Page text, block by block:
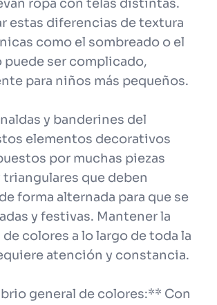
ropa con telas distintas.
estas diferencias de textura
como el sombreado o el
ser complicado,
para niños más pequeños.
y banderines del
elementos decorativos
por muchas piezas
triangulares que deben
forma alternada para que se
y festivas. Mantener la
colores a lo largo de toda la
atención y constancia.
general de colores:** Con